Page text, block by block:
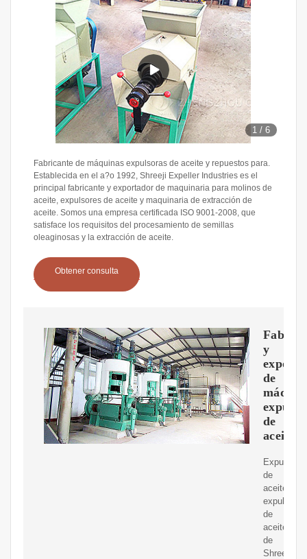
1 /6
Fabricante de máquinas expulsoras de aceite y repuestos para.
Establecida en el a?o 1992, Shreeji Expeller Industries es el
principal fabricante y exportador de maquinaria para molinos de
aceite, expulsores de aceite y maquinaria de extracción de
aceite. Somos una empresa certificada ISO 9001-2008, que
satisface los requisitos del procesamiento de semillas
oleaginosas y la extracción de aceite.
Obtener consulta
y
de
de
aceite
Expulsor
de
aceite,
expulsor
de
aceite
de
Shreeji